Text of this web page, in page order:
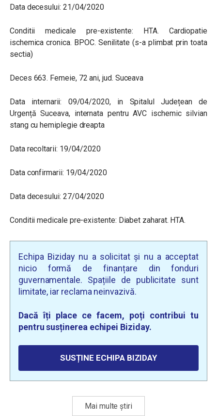
Data decesului: 21/04/2020
Conditii medicale pre-existente: HTA. Cardiopatie
ischemica cronica. BPOC. Senilitate (s-a plimbat prin toata
sectia)
Deces 663. Femeie, 72 ani, jud. Suceava
Data internarii: 09/04/2020, in Spitalul Județean de
Urgență Suceava, internata pentru AVC ischemic silvian
stang cu hemiplegie dreapta
Data recoltarii: 19/04/2020
Data confirmarii: 19/04/2020
Data decesului: 27/04/2020
Conditii medicale pre-existente: Diabet zaharat. HTA.
Echipa Biziday nu a solicitat și nu a acceptat
nicio formă de finanțare din fonduri
guvernamentale. Spațiile de publicitate sunt
limitate, iar reclama neinvazivă.
Dacă îți place ce facem, poți contribui tu
pentru susținerea echipei Biziday.
SUSȚINE ECHIPA BIZIDAY
Mai multe știri